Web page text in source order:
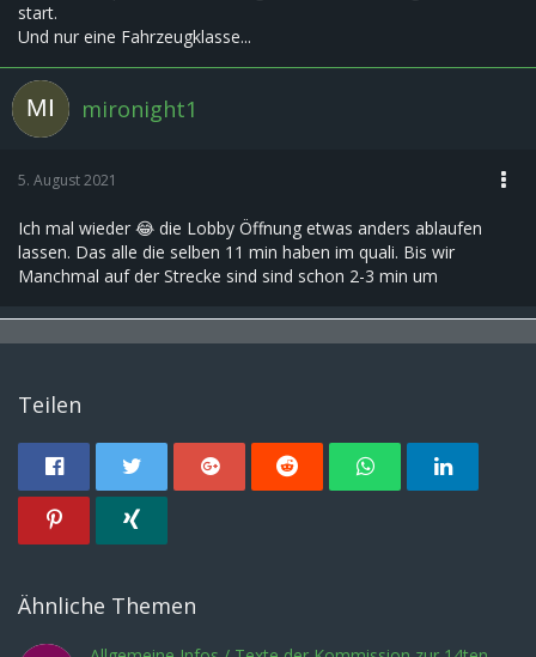
start.
Und nur eine Fahrzeugklasse...
mironight1
5. August 2021
Ich mal wieder 😂 die Lobby Öffnung etwas anders ablaufen
lassen. Das alle die selben 11 min haben im quali. Bis wir
Manchmal auf der Strecke sind sind schon 2-3 min um
Teilen
Ähnliche Themen